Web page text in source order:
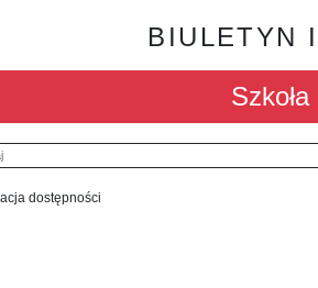
BIULETYN
dostępności